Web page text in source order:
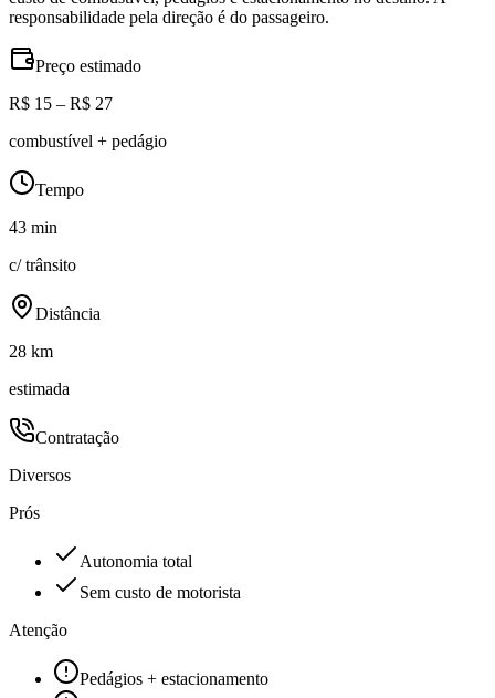
responsabilidade pela direção é do passageiro.
Preço estimado
R$ 15 – R$ 27
combustível + pedágio
Tempo
43 min
c/ trânsito
Distância
28 km
estimada
Contratação
Diversos
Prós
Autonomia total
Sem custo de motorista
Atenção
Pedágios + estacionamento